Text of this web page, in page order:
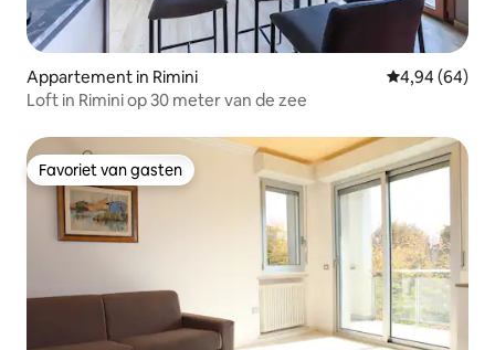
Appartement in Rimini Gemiddelde
4,94 (64)
Loft in Rimini op 30 meter van de zee
Favoriet van gasten
Favoriet van gasten